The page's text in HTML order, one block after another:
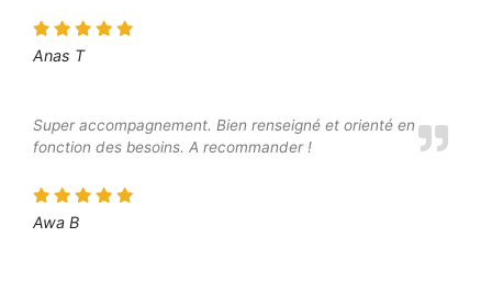
Anas T
Super accompagnement. Bien renseigné et orienté en
fonction des besoins. A recommander !
Awa B